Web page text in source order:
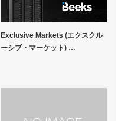
Exclusive Markets (エクスクル
ーシブ・マーケット) …